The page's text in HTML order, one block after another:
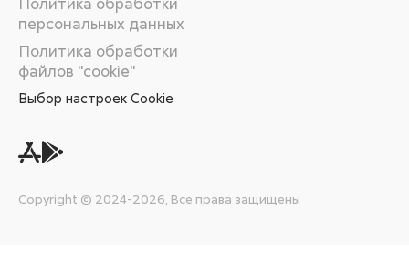
персональных данных
Политика обработки
файлов "cookie"
Выбор настроек Cookie
Copyright © 2024-2026, Все права защищены